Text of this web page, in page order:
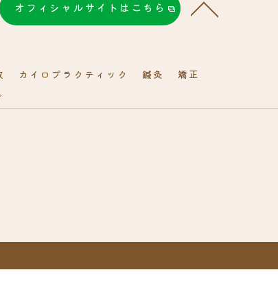
オフィシャルサイトはこちら
カイロプラクティック 鍼灸
矯正